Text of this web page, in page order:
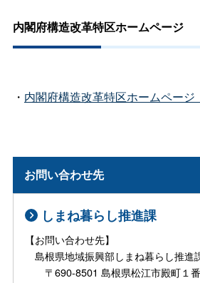
内閣府構造改革特区ホームページ
・ 内閣府構造改革特区ホームページ
お問い合わせ先
しまね暮らし推進課
【お問い合わせ先】
島根県地域振興部しまね暮らし推進
〒690-8501 島根県松江市殿町１